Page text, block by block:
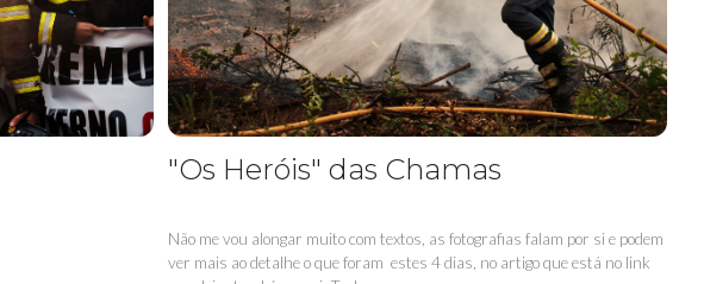
"Os Heróis" das Chamas
Não me vou alongar muito com textos, as fotografias falam por si e podem
ver mais ao detalhe o que foram estes 4 dias, no artigo que está no link